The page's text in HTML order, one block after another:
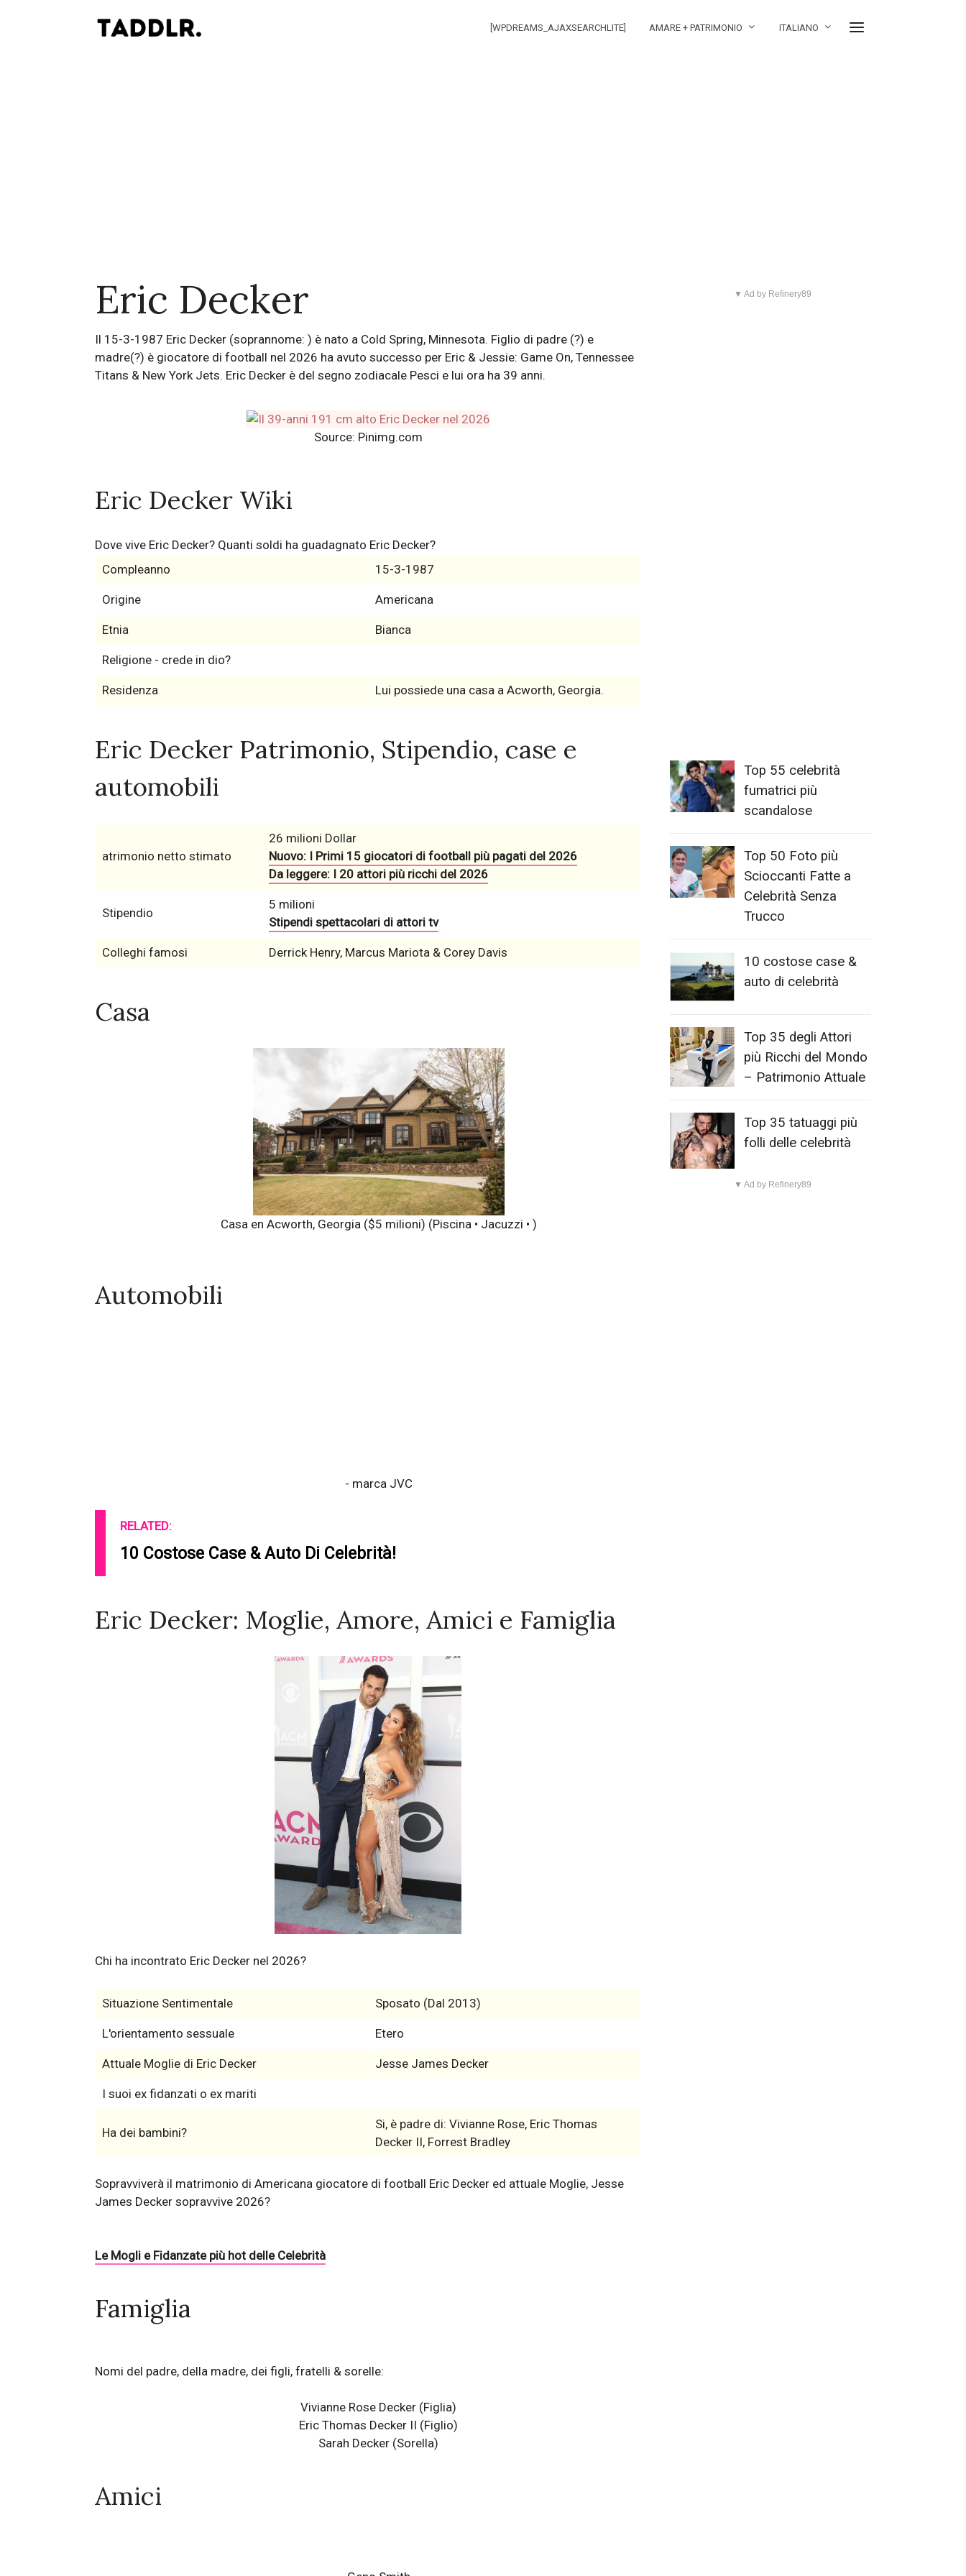
[WPDREAMS_AJAXSEARCHLITE] AMARE + PATRIMONIO ITALIANO
Eric Decker
Il 15-3-1987 Eric Decker (soprannome: ) è nato a Cold Spring, Minnesota. Figlio di padre (?) e
madre(?) è giocatore di football nel 2026 ha avuto successo per Eric & Jessie: Game On, Tennessee
Titans & New York Jets. Eric Decker è del segno zodiacale Pesci e lui ora ha 39 anni.
Source: Pinimg.com
Eric Decker Wiki
Dove vive Eric Decker? Quanti soldi ha guadagnato Eric Decker?
Compleanno
15-3-1987
Origine Americana
Etnia Bianca
Religione - crede in dio?
Residenza Lui possiede una casa a Acworth, Georgia.
Eric Decker Patrimonio, Stipendio, case e
automobili
atrimonio netto stimato
26 milioni Dollar
Nuovo: I Primi 15 giocatori di football più pagati del 2026
Da leggere: I 20 attori più ricchi del 2026
Stipendio
5 milioni
Stipendi spettacolari di attori tv
Colleghi famosi Derrick Henry, Marcus Mariota & Corey Davis
Casa
Casa en Acworth, Georgia ($5 milioni) (Piscina • Jacuzzi • )
Automobili
- marca JVC
RELATED:
10 Costose Case & Auto Di Celebrità!
Eric Decker: Moglie, Amore, Amici e Famiglia
Chi ha incontrato Eric Decker nel 2026?
Situazione Sentimentale Sposato (Dal 2013)
L'orientamento sessuale Etero
Attuale Moglie di Eric Decker Jesse James Decker
I suoi ex fidanzati o ex mariti
Ha dei bambini?
Si, è padre di: Vivianne Rose, Eric Thomas
Decker II, Forrest Bradley
Sopravviverà il matrimonio di Americana giocatore di football Eric Decker ed attuale Moglie, Jesse
James Decker sopravvive 2026?
Le Mogli e Fidanzate più hot delle Celebrità
Famiglia
Nomi del padre, della madre, dei figli, fratelli & sorelle:
Vivianne Rose Decker (Figlia)
Eric Thomas Decker II (Figlio)
Sarah Decker (Sorella)
Amici
▼ Ad by Refinery89
Top 55 celebrità
fumatrici più
scandalose
Top 50 Foto più
Scioccanti Fatte a
Celebrità Senza
Trucco
10 costose case &
auto di celebrità
Top 35 degli Attori
più Ricchi del Mondo
– Patrimonio Attuale
Top 35 tatuaggi più
folli delle celebrità
▼ Ad by Refinery89